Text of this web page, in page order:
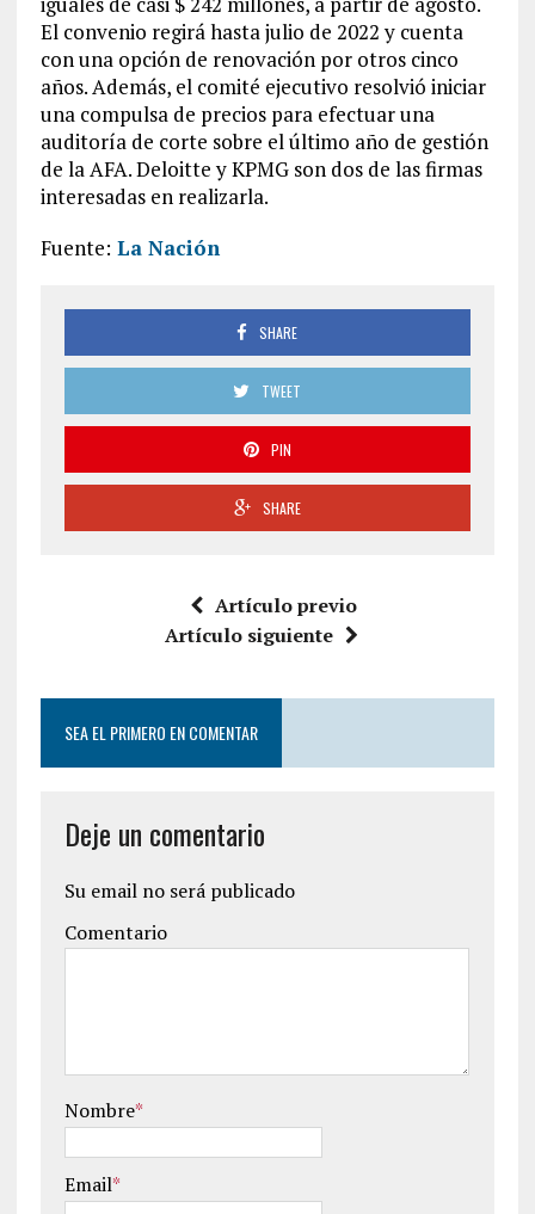
El convenio regirá hasta julio de 2022 y cuenta
con una opción de renovación por otros cinco
años. Además, el comité ejecutivo resolvió iniciar
una compulsa de precios para efectuar una
auditoría de corte sobre el último año de gestión
de la AFA. Deloitte y KPMG son dos de las firmas
interesadas en realizarla.
Fuente: La Nación
SHARE
TWEET
PIN
SHARE
Artículo previo
Artículo siguiente
SEA EL PRIMERO EN COMENTAR
Deje un comentario
Su email no será publicado
Comentario
Nombre*
Email*